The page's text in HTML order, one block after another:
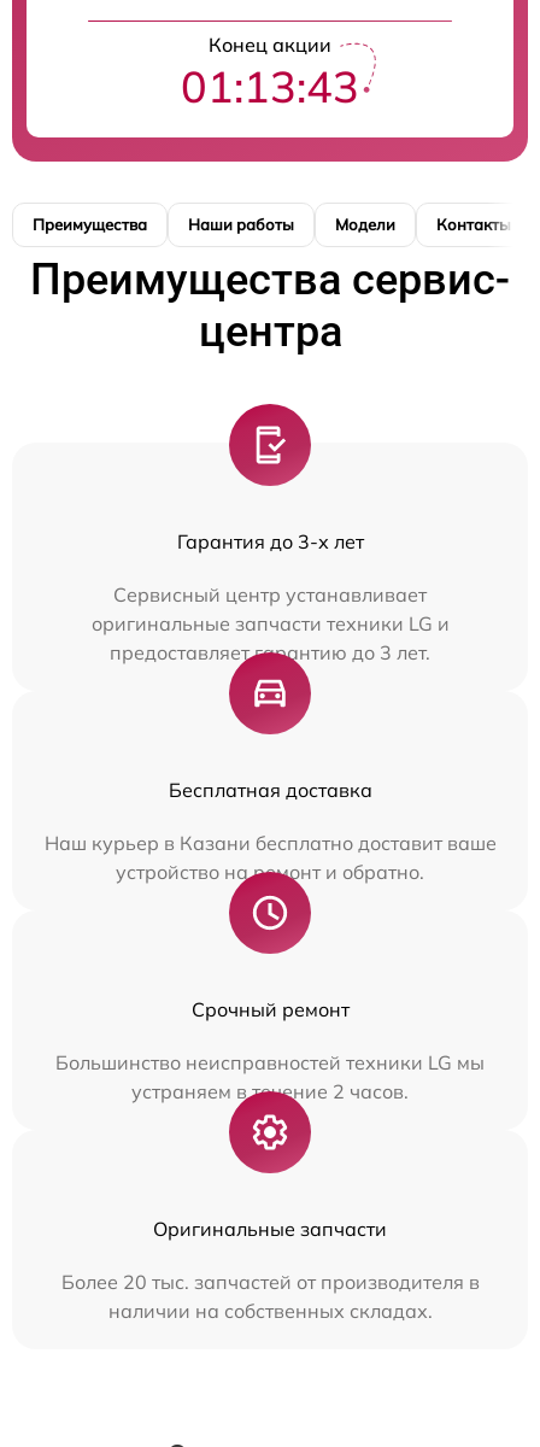
Конец акции
01:13:42
Преимущества Наши работы Модели Контакты
Преимущества сервис-
центра
Гарантия до 3-х лет
Сервисный центр устанавливает
оригинальные запчасти техники LG и
предоставляет гарантию до 3 лет.
Бесплатная доставка
Наш курьер в Казани бесплатно доставит ваше
устройство на ремонт и обратно.
Срочный ремонт
Большинство неисправностей техники LG мы
устраняем в течение 2 часов.
Оригинальные запчасти
Более 20 тыс. запчастей от производителя в
наличии на собственных складах.